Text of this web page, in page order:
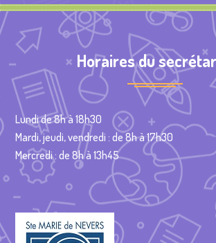
Horaires du
Lundi de 8h à 18h30
Mardi, jeudi, vendredi : de 8h à 17h30
Mercredi : de 8h à 13h45